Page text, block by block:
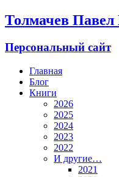
Толмачев
Персональный сайт
Главная
Блог
Книги
2026
2025
2024
2023
2022
И другие…
2021